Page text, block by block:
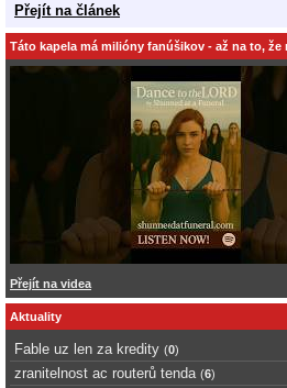
Přejít na článek
Táto kapela má milióny fanúšikov - až na to, že
Přejít na videa
Aktuality
Fable uz len za kredity (0)
zranitelnost ac routerů tenda (6)